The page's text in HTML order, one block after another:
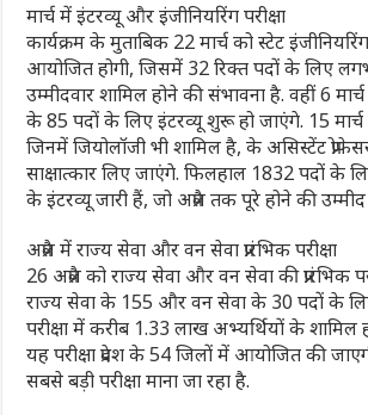
मार्च में इंटरव्यू और इंजीनियरिंग परीक्षा
कार्यक्रम के मुताबिक 22 मार्च को स्टेट इंजीनियरिंग
आयोजित होगी, जिसमें 32 रिक्त पदों के लिए
उम्मीदवार शामिल होने की संभावना है. वहीं 6
के 85 पदों के लिए इंटरव्यू शुरू हो जाएंगे. 15 मार्च
जिनमें जियोलॉजी भी शामिल है, के असिस्टेंट
साक्षात्कार लिए जाएंगे. फिलहाल 1832 पदों
के इंटरव्यू जारी हैं, जो अप्रैल तक पूरे होने की
अप्रैल में राज्य सेवा और वन सेवा प्रारंभिक परीक्षा
26 अप्रैल को राज्य सेवा और वन सेवा की प्रारंभिक
राज्य सेवा के 155 और वन सेवा के 30 पदों के
परीक्षा में करीब 1.33 लाख अभ्यर्थियों के
यह परीक्षा प्रदेश के 54 जिलों में आयोजित की
सबसे बड़ी परीक्षा माना जा रहा है.